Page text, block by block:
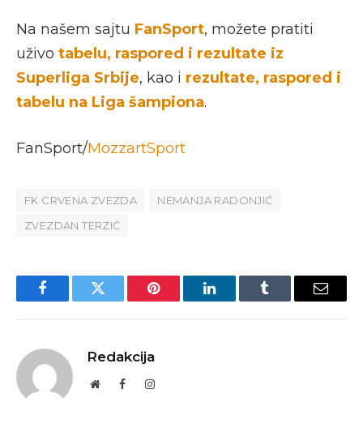
Na našem sajtu FanSport, možete pratiti
uživo tabelu, raspored i rezultate iz
Superliga Srbije, kao i rezultate, raspored i
tabelu na Liga šampiona.
FanSport/MozzartSport
FK CRVENA ZVEZDA
NEMANJA RADONJIĆ
ZVEZDAN TERZIĆ
FacebookTwitter Pinterest LinkedInTumblr Email
Redakcija
WebsiteFacebookInstagram